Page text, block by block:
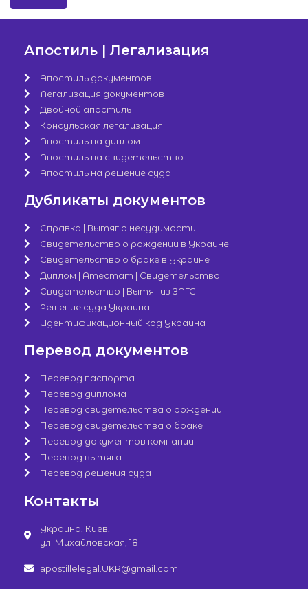
Апостиль | Легализация
Апостиль документов
Легализация документов
Двойной апостиль
Консульская легализация
Апостиль на диплом
Апостиль на свидетельство
Апостиль на решение суда
Дубликаты документов
Справка | Вытяг о несудимости
Свидетельство о рождении в Украине
Свидетельство о браке в Украине
Диплом | Атестат | Свидетельство
Свидетельство | Вытяг из ЗАГС
Решение суда Украина
Идентификационный код Украина
Перевод документов
Перевод паспорта
Перевод диплома
Перевод свидетельства о рождении
Перевод свидетельства о браке
Перевод документов компании
Перевод вытяга
Перевод решения суда
Контакты
Украина, Киев,
ул. Михайловская, 18
apostillelegal.UKR@gmail.com